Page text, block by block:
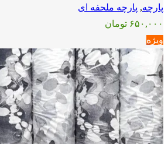
پارچه, پارچه ملحفه ای
۶۵۰,۰۰۰ تومان
ویژه